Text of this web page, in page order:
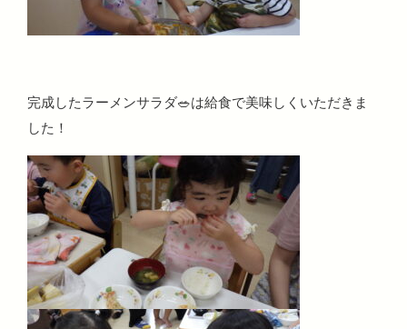
完成したラーメンサラダ🥗は給食で美味しくいただきま
した！